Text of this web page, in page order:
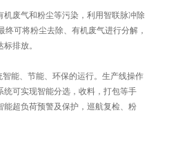
废气和粉尘等污染，利用智联脉冲除
可将粉尘去除、有机废气进行分解，
排放。
能、节能、环保的运行。生产线操作
可实现智能分选，收料，打包等手
超负荷预警及保护，巡航复检、粉